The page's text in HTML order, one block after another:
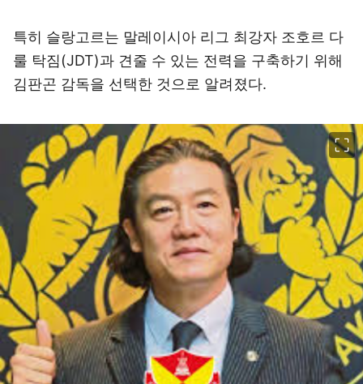
특히 슬랑고르는 말레이시아 리그 최강자 조호르 다
룰 탁짐(JDT)과 견줄 수 있는 전력을 구축하기 위해
김판곤 감독을 선택한 것으로 알려졌다.